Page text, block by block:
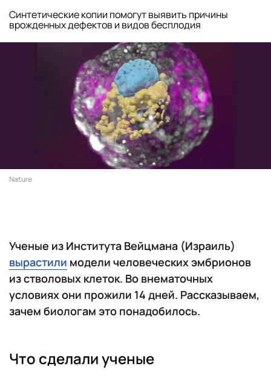
Синтетические копии помогут выявить причины
врожденных дефектов и видов бесплодия
Nature
Ученые из Института Вейцмана (Израиль)
вырастили модели человеческих эмбрионов
из стволовых клеток. Во внематочных
условиях они прожили 14 дней. Рассказываем,
зачем биологам это понадобилось.
Что сделали ученые